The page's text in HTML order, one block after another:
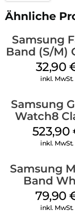
Ähnliche
Samsung
Band (S/M)
Watch8/
Classic
32,90
inkl. MwSt.
Samsung
Watch8
White
523,90
inkl. MwSt.
Samsung
Band
79,90
inkl. MwSt.